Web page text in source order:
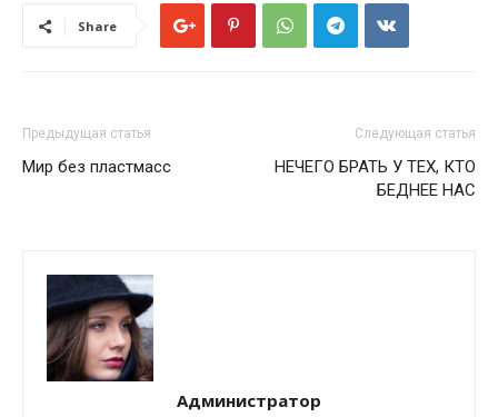
Share
Предыдущая статья
Мир без пластмасс
Следующая статья
НЕЧЕГО БРАТЬ У ТЕХ, КТО
БЕДНЕЕ НАС
Администратор